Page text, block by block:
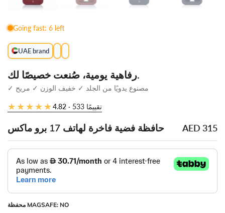
رفاهية يومية، صُنعت خصيصًا لك.
✓ مصنوع يدويًا من الجلد ✓ خفيف الوزن ✓ مريح
★★★★★
★★★★★4.82 · 533 تقييمًا
حافظة فضية فاخرة لهاتف 17 برو ماكس AED 315
محفظة MAGSAFE: NO